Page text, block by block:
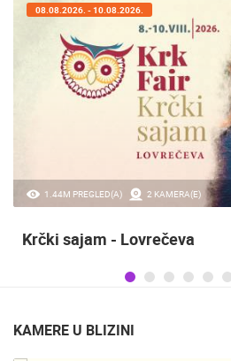
1.44M PREGLED(A) 2 KAMERA(E)
08.08.2026. - 10.08.2026.
Krčki sajam - Lovrečeva
KAMERE U BLIZINI